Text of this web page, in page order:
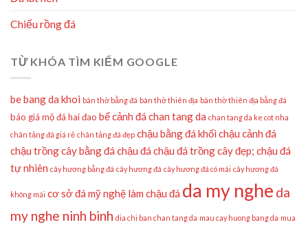
Chiếu rồng đá
TỪ KHÓA TÌM KIẾM GOOGLE
be bang da khoi bàn thờ bằng đá bàn thờ thiên địa bàn thờ thiên địa bằng đá
báo giá mộ đá hai đao bể cảnh đá chan tang da chan tang da ke cot nha
chân tảng đá giá rẻ chân tảng đá đẹp chậu bằng đá khối chậu cảnh đá
chậu trồng cây bằng đá chậu đá chậu đá trồng cây đẹp; chậu đá
tự nhiên cây hương bằng đá cây hương đá cây hương đá có mái cây hương đá
không mái cơ sở đá mỹ nghệ làm chậu đá da my nghe da
my nghe ninh binh dia chi ban chan tang da mau cay huong bang da mua